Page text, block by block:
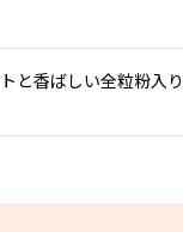
と香ばしい全粒粉入